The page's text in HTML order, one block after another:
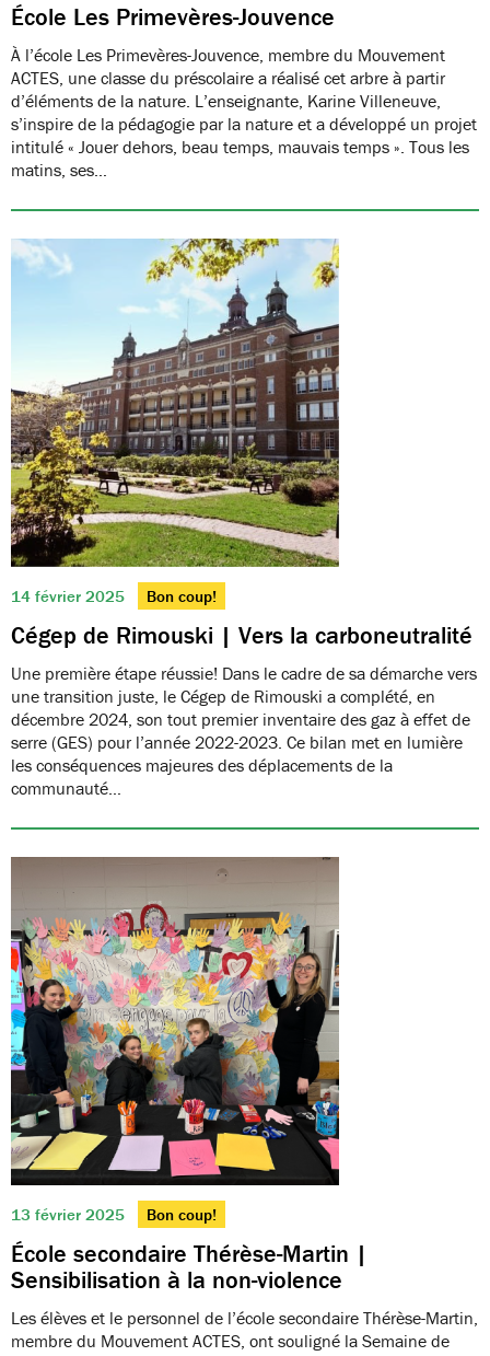
École Les Primevères-Jouvence
À l’école Les Primevères-Jouvence, membre du Mouvement
ACTES, une classe du préscolaire a réalisé cet arbre à partir
d’éléments de la nature. L’enseignante, Karine Villeneuve,
s’inspire de la pédagogie par la nature et a développé un projet
intitulé « Jouer dehors, beau temps, mauvais temps ». Tous les
matins, ses…
14 février 2025 Bon coup!
Cégep de Rimouski | Vers la carboneutralité
Une première étape réussie! Dans le cadre de sa démarche vers
une transition juste, le Cégep de Rimouski a complété, en
décembre 2024, son tout premier inventaire des gaz à effet de
serre (GES) pour l’année 2022-2023. Ce bilan met en lumière
les conséquences majeures des déplacements de la
communauté…
13 février 2025 Bon coup!
École secondaire Thérèse-Martin |
Sensibilisation à la non-violence
Les élèves et le personnel de l’école secondaire Thérèse-Martin,
membre du Mouvement ACTES, ont souligné la Semaine de